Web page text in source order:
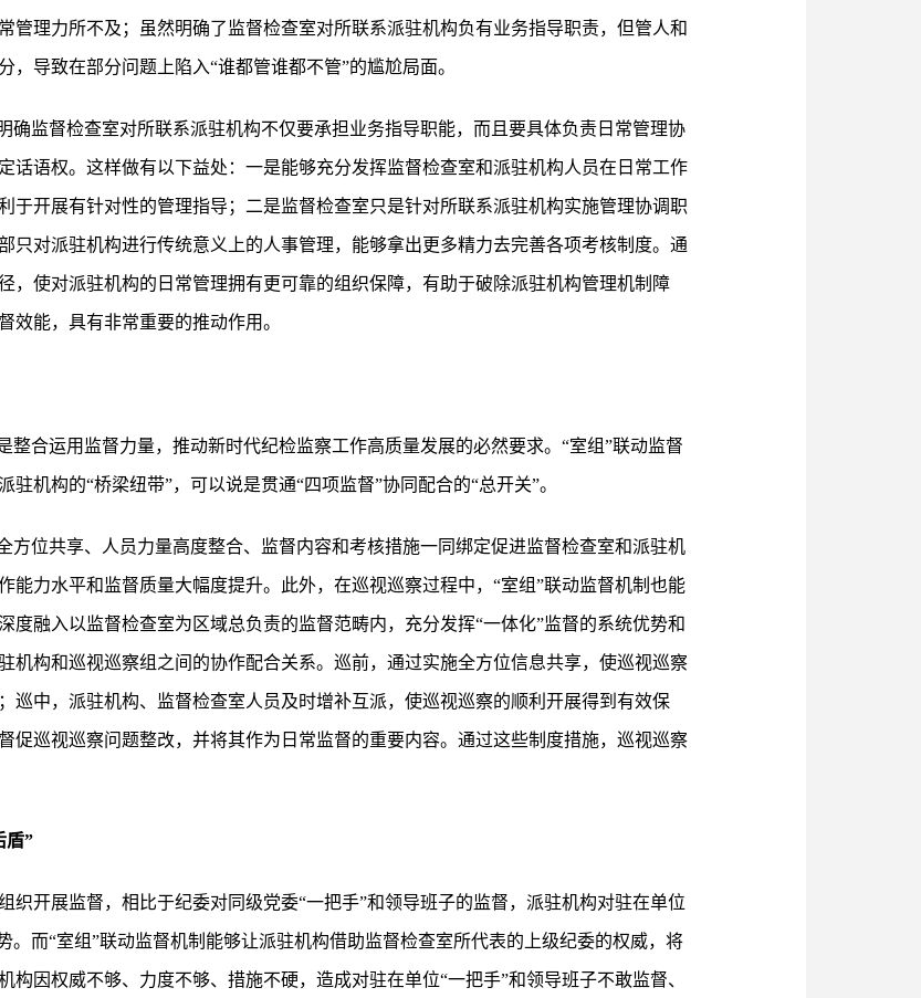
管理力所不及；虽然明确了监督检查室对所联系派驻机构负有业务指导职责，但管人和
导致在部分问题上陷入“谁都管谁都不管”的尴尬局面。
确监督检查室对所联系派驻机构不仅要承担业务指导职能，而且要具体负责日常管理协
话语权。这样做有以下益处：一是能够充分发挥监督检查室和派驻机构人员在日常工作
于开展有针对性的管理指导；二是监督检查室只是针对所联系派驻机构实施管理协调职
只对派驻机构进行传统意义上的人事管理，能够拿出更多精力去完善各项考核制度。通
，使对派驻机构的日常管理拥有更可靠的组织保障，有助于破除派驻机构管理机制障
效能，具有非常重要的推动作用。
整合运用监督力量，推动新时代纪检监察工作高质量发展的必然要求。“室组”联动监督
机构的“桥梁纽带”，可以说是贯通“四项监督”协同配合的“总开关”。
方位共享、人员力量高度整合、监督内容和考核措施一同绑定促进监督检查室和派驻机
能力水平和监督质量大幅度提升。此外，在巡视巡察过程中，“室组”联动监督机制也能
融入以监督检查室为区域总负责的监督范畴内，充分发挥“一体化”监督的系统优势和
机构和巡视巡察组之间的协作配合关系。巡前，通过实施全方位信息共享，使巡视巡察
巡中，派驻机构、监督检查室人员及时增补互派，使巡视巡察的顺利开展得到有效保
促巡视巡察问题整改，并将其作为日常监督的重要内容。通过这些制度措施，巡视巡察
盾”
织开展监督，相比于纪委对同级党委“一把手”和领导班子的监督，派驻机构对驻在单位
。而“室组”联动监督机制能够让派驻机构借助监督检查室所代表的上级纪委的权威，将
因权威不够、力度不够、措施不硬，造成对驻在单位“一把手”和领导班子不敢监督、